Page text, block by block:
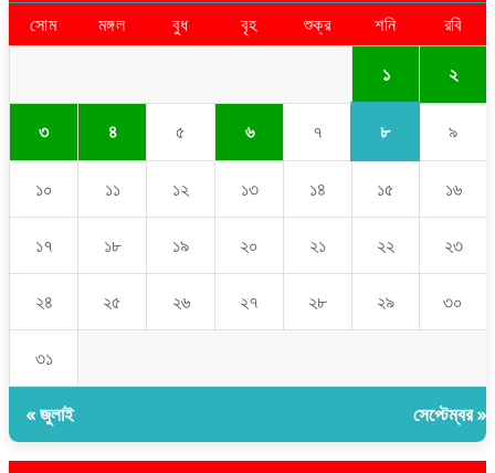
সোম মঙ্গল বুধ বৃহ শুক্র শনি রবি
১ ২
৩ ৪ ৫ ৬ ৭ ৮ ৯
১০ ১১ ১২ ১৩ ১৪ ১৫ ১৬
১৭ ১৮ ১৯ ২০ ২১ ২২ ২৩
২৪ ২৫ ২৬ ২৭ ২৮ ২৯ ৩০
৩১
« জুলাই সেপ্টেম্বর »